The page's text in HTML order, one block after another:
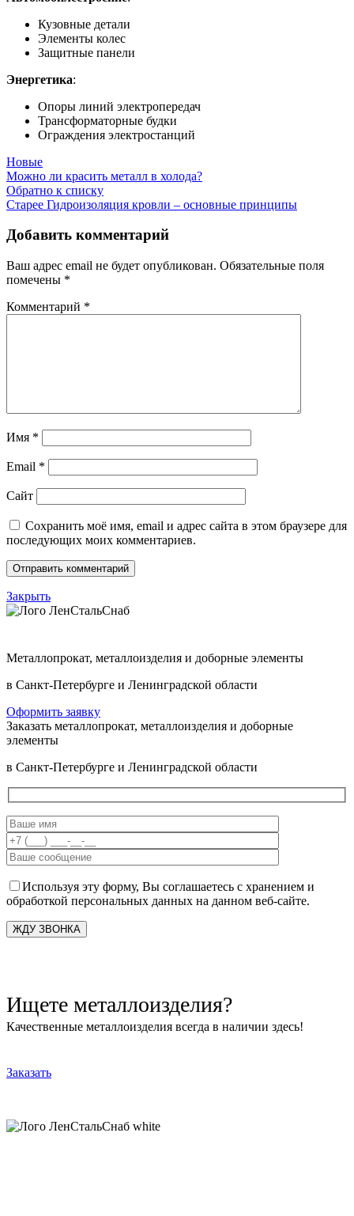
Кузовные детали
Элементы колес
Защитные панели
Энергетика:
Опоры линий электропередач
Трансформаторные будки
Ограждения электростанций
Новые
Можно ли красить металл в холода?
Обратно к списку
Старее Гидроизоляция кровли – основные принципы
Добавить комментарий
Ваш адрес email не будет опубликован. Обязательные поля
помечены *
Комментарий *
Имя *
Email *
Сайт
Сохранить моё имя, email и адрес сайта в этом браузере для
последующих моих комментариев.
Закрыть
Металлопрокат, металлоизделия и доборные элементы
в Санкт-Петербурге и Ленинградской области
Оформить заявку
Заказать металлопрокат, металлоизделия и доборные
элементы
в Санкт-Петербурге и Ленинградской области
Используя эту форму, Вы соглашаетесь с хранением и
обработкой персональных данных на данном веб-сайте.
Ищете металлоизделия?
Качественные металлоизделия всегда в наличии здесь!
Заказать